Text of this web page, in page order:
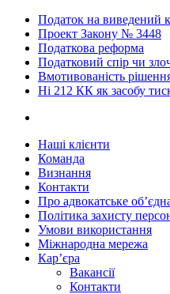
Податок на виведений
Проект Закону № 3448
Податкова реформа
Податковий спір чи
Вмотивованість
Ні 212 КК як засобу
Наші клієнти
Команда
Визнання
Контакти
Про адвокатське
Політика захисту
Умови використання
Міжнародна мережа
Кар’єра
Вакансії
Контакти